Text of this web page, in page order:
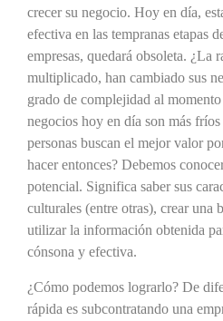
crecer su negocio. Hoy en día,
efectiva en las tempranas etapas
empresas, quedará obsoleta. ¿La
multiplicado, han cambiado sus
grado de complejidad al
negocios hoy en día son más
personas buscan el mejor valor
hacer entonces? Debemos
potencial. Significa saber sus
culturales (entre otras), crear una
utilizar la información obtenida
cónsona y efectiva.
¿Cómo podemos lograrlo? De
rápida es subcontratando una